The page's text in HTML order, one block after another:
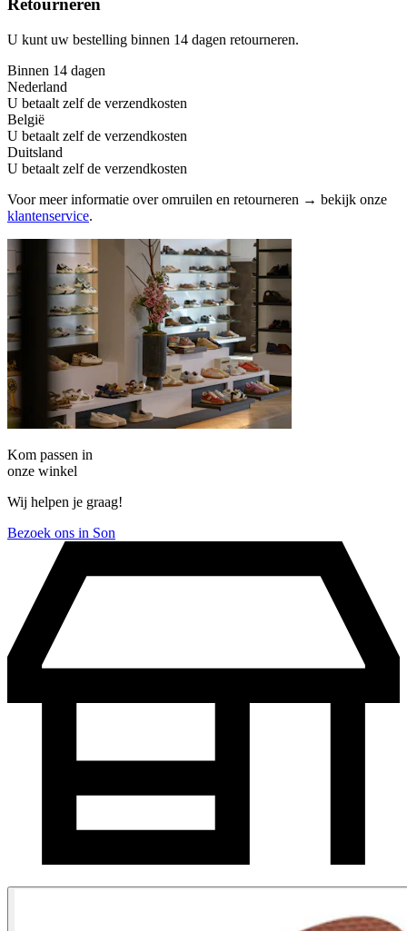
Retourneren
U kunt uw bestelling binnen 14 dagen retourneren.
Binnen 14 dagen
Nederland
U betaalt zelf de verzendkosten
België
U betaalt zelf de verzendkosten
Duitsland
U betaalt zelf de verzendkosten
Voor meer informatie over omruilen en retourneren → bekijk onze
klantenservice.
Kom passen in
onze winkel
Wij helpen je graag!
Bezoek ons in Son